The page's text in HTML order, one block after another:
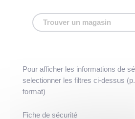
Trouver un magasin
Pour afficher les informations de
selectionner les filtres ci-dessus
format)
Fiche de sécurité